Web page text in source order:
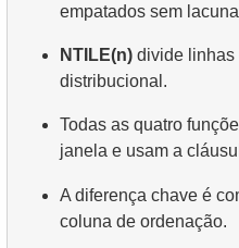
empatados sem
NTILE(n) divide linhas
distribucional.
Todas as quatro
janela e usam a
A diferença chave é
coluna de ordenação.